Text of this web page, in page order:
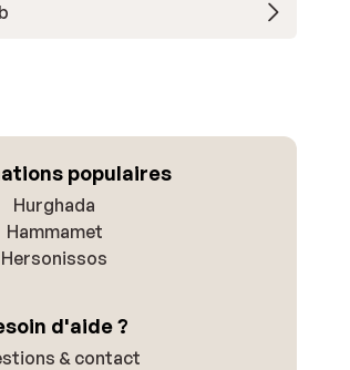
populaires
Hurghada
Hammamet
Hersonissos
d'aide ?
& contact